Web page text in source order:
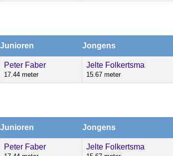
Junioren Jongens
Peter Faber
17.44 meter
Jelte Folkertsma
15.67 meter
Junioren Jongens
Peter Faber Jelte Folkertsma